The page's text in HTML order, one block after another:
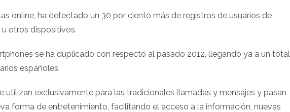
online, ha detectado un 30 por ciento más de registros de usuarios de
otros dispositivos.
se ha duplicado con respecto al pasado 2012, llegando ya a un total
españoles.
utilizan exclusivamente para las tradicionales llamadas y mensajes y pasan
forma de entretenimiento, facilitando el acceso a la información, nuevas